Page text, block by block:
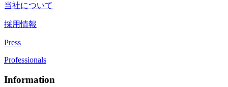
当社について
採用情報
Press
Professionals
Information